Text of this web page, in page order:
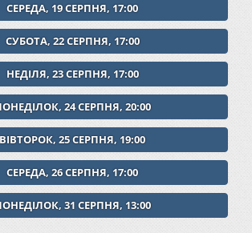
СЕРЕДА, 19 СЕРПНЯ, 17:00
СУБОТА, 22 СЕРПНЯ, 17:00
НЕДІЛЯ, 23 СЕРПНЯ, 17:00
24 СЕРПНЯ, 20:00
ВІВТОРОК, 25 СЕРПНЯ, 19:00
СЕРЕДА, 26 СЕРПНЯ, 17:00
31 СЕРПНЯ, 13:00